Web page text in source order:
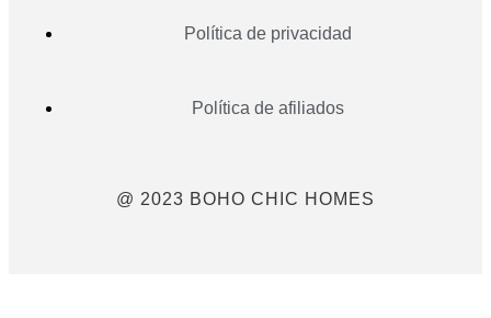
Política de privacidad
Política de afiliados
@ 2023 BOHO CHIC HOMES